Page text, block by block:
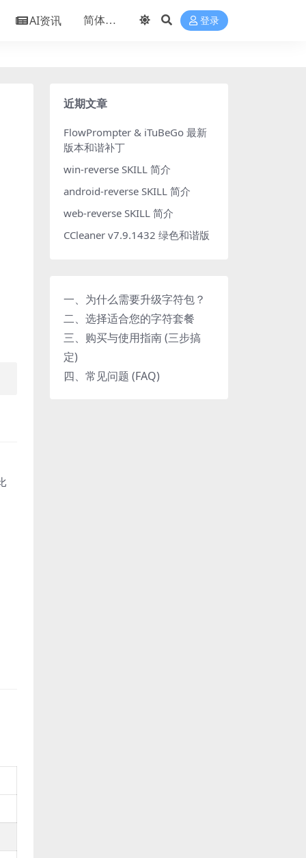
AI资讯 登录
近期文章
FlowPrompter & iTuBeGo 最新
版本和谐补丁
win-reverse SKILL 简介
android-reverse SKILL 简介
web-reverse SKILL 简介
CCleaner v7.9.1432 绿色和谐版
一、为什么需要升级字符包？
二、选择适合您的字符套餐
三、购买与使用指南 (三步搞
定)
四、常见问题 (FAQ)